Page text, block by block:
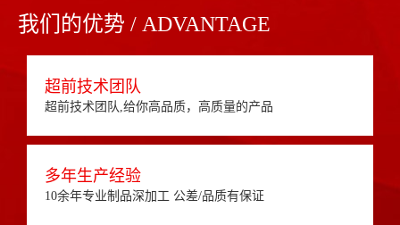
我们的优势 / ADVANTAGE
超前技术团队
超前技术团队,给你高品质，高质量的产品
多年生产经验
10余年专业制品深加工 公差/品质有保证